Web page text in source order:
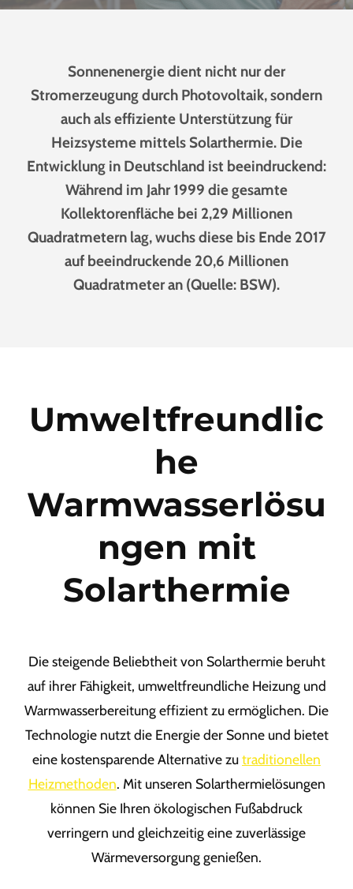
Sonnenenergie dient nicht nur der
Stromerzeugung durch Photovoltaik, sondern
auch als effiziente Unterstützung für
Heizsysteme mittels Solarthermie. Die
Entwicklung in Deutschland ist beeindruckend:
Während im Jahr 1999 die gesamte
Kollektorenfläche bei 2,29 Millionen
Quadratmetern lag, wuchs diese bis Ende 2017
auf beeindruckende 20,6 Millionen
Quadratmeter an (Quelle: BSW).
Umweltfreundlic
he
Warmwasserlösu
ngen mit
Solarthermie
Die steigende Beliebtheit von Solarthermie beruht
auf ihrer Fähigkeit, umweltfreundliche Heizung und
Warmwasserbereitung effizient zu ermöglichen. Die
Technologie nutzt die Energie der Sonne und bietet
eine kostensparende Alternative zutraditionellen
Heizmethoden. Mit unseren Solarthermielösungen
können Sie Ihren ökologischen Fußabdruck
verringern und gleichzeitig eine zuverlässige
Wärmeversorgung genießen.